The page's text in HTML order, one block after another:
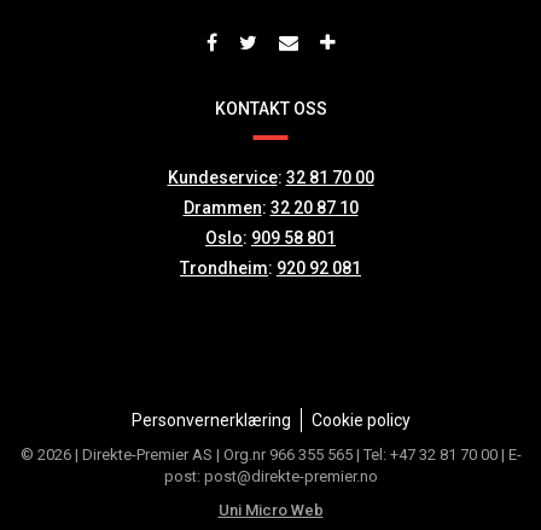
KONTAKT OSS
Kundeservice: 32 81 70 00
Drammen: 32 20 87 10
Oslo: 909 58 801
Trondheim: 920 92 081
Personvernerklæring Cookie policy
© 2026 | Direkte-Premier AS | Org.nr 966 355 565 | Tel: +47 32 81 70 00 | E-
post: post@direkte-premier.no
Uni Micro Web